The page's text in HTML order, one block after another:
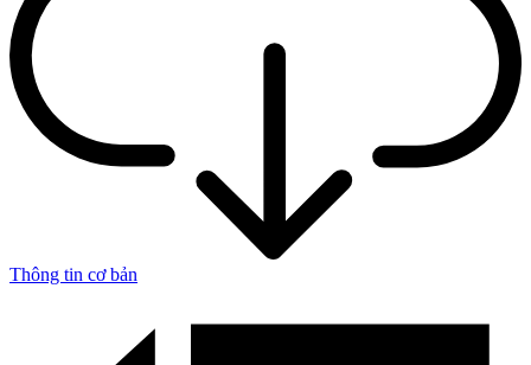
Thông tin cơ bản